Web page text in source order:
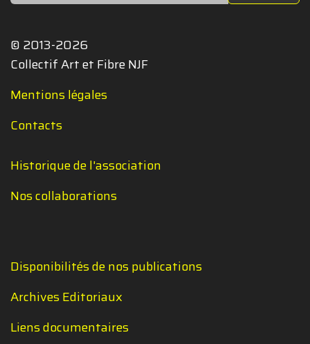
© 2013-2026
Collectif Art et Fibre NJF
Mentions légales
Contacts
Historique de l'association
Nos collaborations
Disponibilités de nos publications
Archives Editoriaux
Liens documentaires